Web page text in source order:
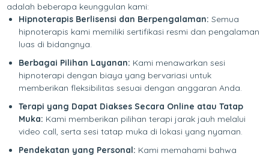
adalah beberapa keunggulan kami:
Hipnoterapis Berlisensi dan Berpengalaman: Semua
hipnoterapis kami memiliki sertifikasi resmi dan pengalaman
luas di bidangnya.
Berbagai Pilihan Layanan: Kami menawarkan sesi
hipnoterapi dengan biaya yang bervariasi untuk
memberikan fleksibilitas sesuai dengan anggaran Anda.
Terapi yang Dapat Diakses Secara Online atau Tatap
Muka: Kami memberikan pilihan terapi jarak jauh melalui
video call, serta sesi tatap muka di lokasi yang nyaman.
Pendekatan yang Personal: Kami memahami bahwa